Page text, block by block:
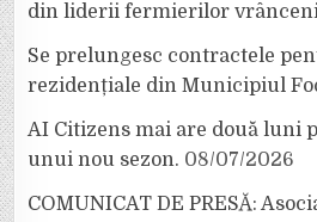
din liderii fermierilor
Se prelungesc contractele
rezidențiale din Municipiul
AI Citizens mai are două luni
unui nou sezon. 08/07/2026
COMUNICAT DE PRESĂ: